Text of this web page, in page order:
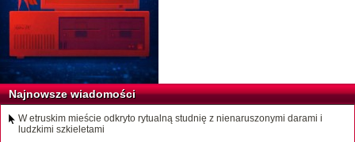
Najnowsze wiadomości
W etruskim mieście odkryto rytualną studnię z nienaruszonymi darami i
ludzkimi szkieletami